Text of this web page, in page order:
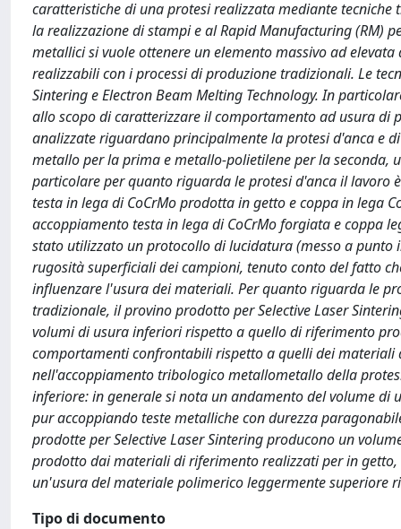
caratteristiche di una protesi realizzata mediante
la realizzazione di stampi e al Rapid Manufacturing (RM)
metallici si vuole ottenere un elemento massivo ad
realizzabili con i processi di produzione tradizionali. Le
Sintering e Electron Beam Melting Technology. In
allo scopo di caratterizzare il comportamento ad usura di
analizzate riguardano principalmente la protesi d'anca e
metallo per la prima e metallo-polietilene per la
particolare per quanto riguarda le protesi d'anca il lavoro
testa in lega di CoCrMo prodotta in getto e coppa in lega
accoppiamento testa in lega di CoCrMo forgiata e coppa
stato utilizzato un protocollo di lucidatura (messo a
rugosità superficiali dei campioni, tenuto conto del fatto
influenzare l'usura dei materiali. Per quanto riguarda le
tradizionale, il provino prodotto per Selective Laser
volumi di usura inferiori rispetto a quello di riferimento
comportamenti confrontabili rispetto a quelli dei
nell'accoppiamento tribologico metallometallo della
inferiore: in generale si nota un andamento del volume
pur accoppiando teste metalliche con durezza
prodotte per Selective Laser Sintering producono un
prodotto dai materiali di riferimento realizzati per in
un'usura del materiale polimerico leggermente superiore
Tipo di documento